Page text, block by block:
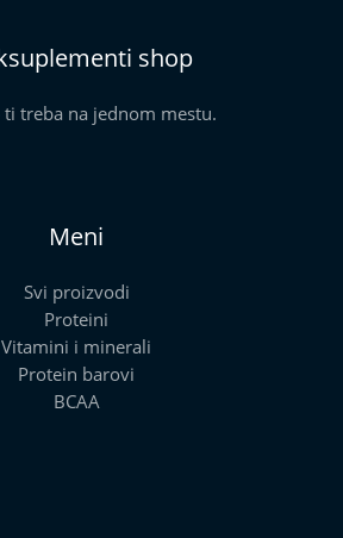
shop
treba na jednom mestu.
Meni
Svi proizvodi
Proteini
Vitamini i minerali
Protein barovi
BCAA